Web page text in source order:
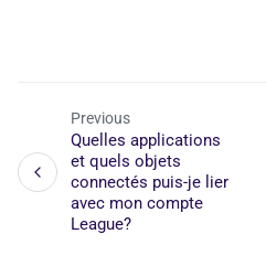
Previous
Quelles applications
et quels objets
connectés puis-je lier
avec mon compte
League?